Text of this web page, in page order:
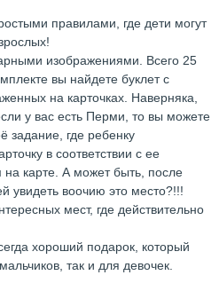
правилами, где дети могут
изображениями. Всего 25
вы найдете буклет с
на карточках. Наверняка,
у вас есть Перми, то вы можете
задание, где ребенку
в соответствии с ее
карте. А может быть, после
увидеть воочию это место?!!!
мест, где действительно
хороший подарок, который
так и для девочек.